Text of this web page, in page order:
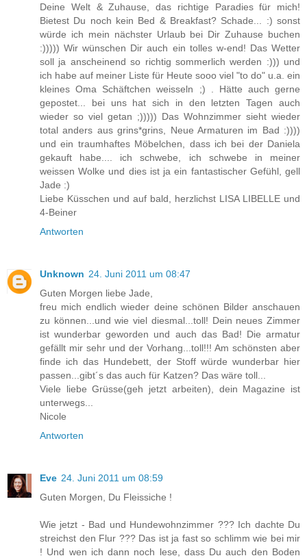
Deine Welt & Zuhause, das richtige Paradies für mich!
Bietest Du noch kein Bed & Breakfast? Schade... :) sonst
würde ich mein nächster Urlaub bei Dir Zuhause buchen
:))))) Wir wünschen Dir auch ein tolles w-end! Das Wetter
soll ja anscheinend so richtig sommerlich werden :))) und
ich habe auf meiner Liste für Heute sooo viel "to do" u.a. ein
kleines Oma Schäftchen weisseln ;) . Hätte auch gerne
gepostet... bei uns hat sich in den letzten Tagen auch
wieder so viel getan ;))))) Das Wohnzimmer sieht wieder
total anders aus grins*grins, Neue Armaturen im Bad :))))
und ein traumhaftes Möbelchen, dass ich bei der Daniela
gekauft habe.... ich schwebe, ich schwebe in meiner
weissen Wolke und dies ist ja ein fantastischer Gefühl, gell
Jade :)
Liebe Küsschen und auf bald, herzlichst LISA LIBELLE und
4-Beiner
Antworten
Unknown 24. Juni 2011 um 08:47
Guten Morgen liebe Jade,
freu mich endlich wieder deine schönen Bilder anschauen
zu können...und wie viel diesmal...toll! Dein neues Zimmer
ist wunderbar geworden und auch das Bad! Die armatur
gefällt mir sehr und der Vorhang...toll!!! Am schönsten aber
finde ich das Hundebett, der Stoff würde wunderbar hier
passen...gibt´s das auch für Katzen? Das wäre toll...
Viele liebe Grüsse(geh jetzt arbeiten), dein Magazine ist
unterwegs...
Nicole
Antworten
Eve 24. Juni 2011 um 08:59
Guten Morgen, Du Fleissiche !
Wie jetzt - Bad und Hundewohnzimmer ??? Ich dachte Du
streichst den Flur ??? Das ist ja fast so schlimm wie bei mir
! Und wen ich dann noch lese, dass Du auch den Boden